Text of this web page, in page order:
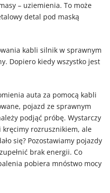
– uziemienia. To może
detal pod maską
kabli silnik w sprawnym
Dopiero kiedy wszystko jest
auta za pomocą kabli
pojazd ze sprawnym
podjąć próbę. Wystarczy
kręcimy rozrusznikiem, ale
się? Pozostawiamy pojazdy
brak energii. Co
pobiera mnóstwo mocy